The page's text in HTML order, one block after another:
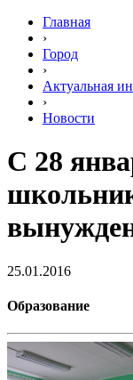
Главная
›
Город
›
Актуальная
›
Новости
С 28
25.01.2016
Образование